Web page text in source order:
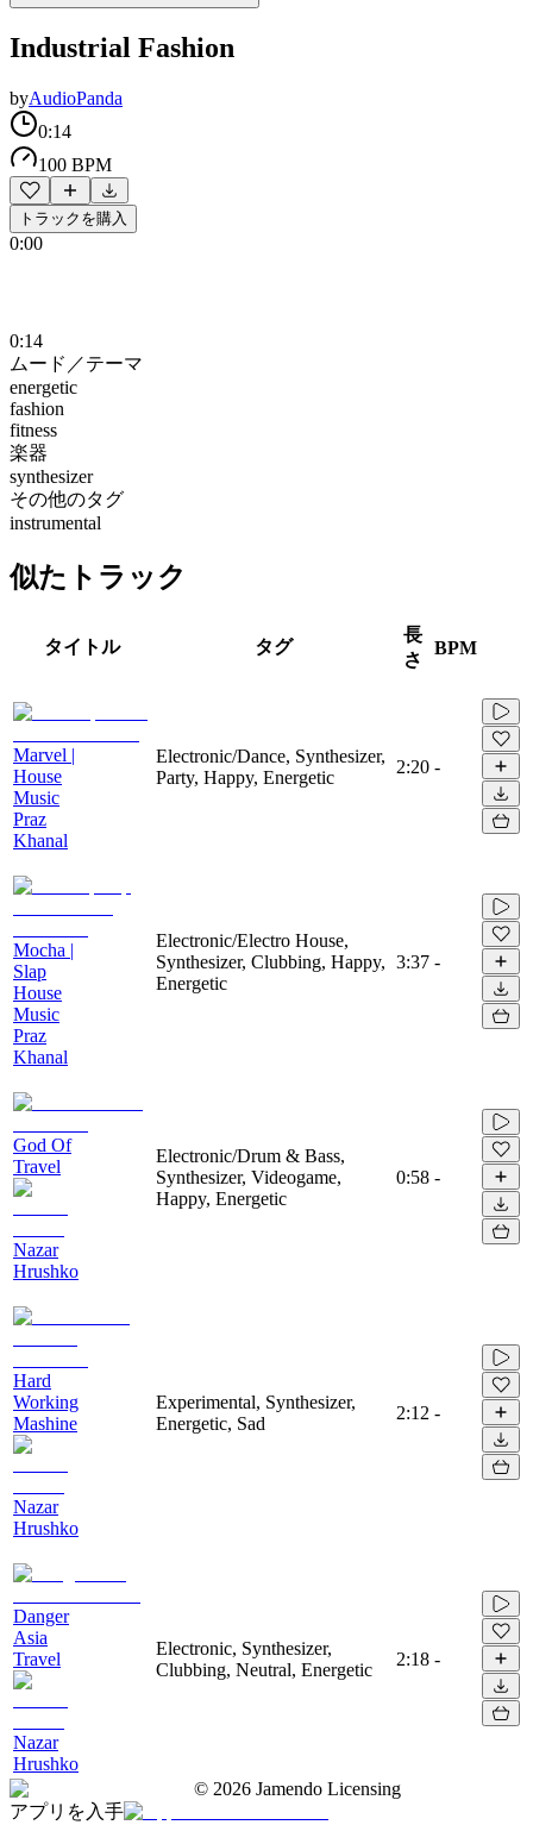
Industrial Fashion
byAudioPanda
0:14
100 BPM
トラックを購入
0:00
0:14
ムード／テーマ
energetic
fashion
fitness
楽器
synthesizer
その他のタグ
instrumental
似たトラック
タイトル タグ
長
さ
BPM
Marvel |
House
Music
Praz
Khanal
Electronic/Dance, Synthesizer,
Party, Happy, Energetic
2:20 -
Mocha |
Slap
House
Music
Praz
Khanal
Electronic/Electro House,
Synthesizer, Clubbing, Happy,
Energetic
3:37 -
God Of
Travel
Nazar
Hrushko
Electronic/Drum & Bass,
Synthesizer, Videogame,
Happy, Energetic
0:58 -
Hard
Working
Mashine
Nazar
Hrushko
Experimental, Synthesizer,
Energetic, Sad
2:12 -
Danger
Asia
Travel
Nazar
Hrushko
Electronic, Synthesizer,
Clubbing, Neutral, Energetic
2:18 -
© 2026 Jamendo Licensing
アプリを入手